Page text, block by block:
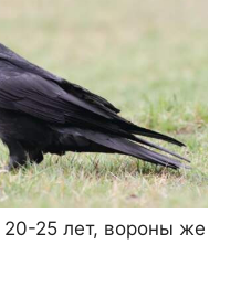
25 лет, вороны же